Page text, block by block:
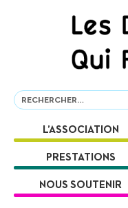
Recherche
Recherche
L’ASSOCIATION
PRESTATIONS
NOUS SOUTENIR